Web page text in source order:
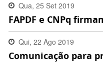
Qua, 25 Set 2019
18:11:00 -0300
FAPDF e CNPq
Qui, 22 Ago 2019
12:56:00 -0300
Comunicação para